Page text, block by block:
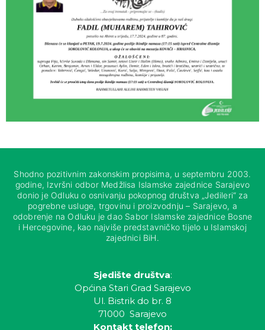
Shodno pozitivnim zakonskim propisima, u septembru 2003.
godine, Izvršni odbor Medžlisa Islamske zajednice Sarajevo
donio je Odluku o osnivanju pokopnog društva „Jedileri“ za
pogrebne usluge, trgovinu i proizvodnju – Sarajevo, a
odobrenje na Odluku je dao Sabor Islamske zajednice Bosne
i Hercegovine, kao najviše predstavničko tijelo u Islamskoj
zajednici BiH.
Sjedište društva:
Općina Stari Grad Sarajevo
Ul. Bistrik do br. 8
71000 Sarajevo
Kontakt telefon: